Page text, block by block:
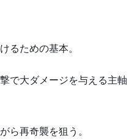
るための基本。
で大ダメージを与える主軸
ら再奇襲を狙う。